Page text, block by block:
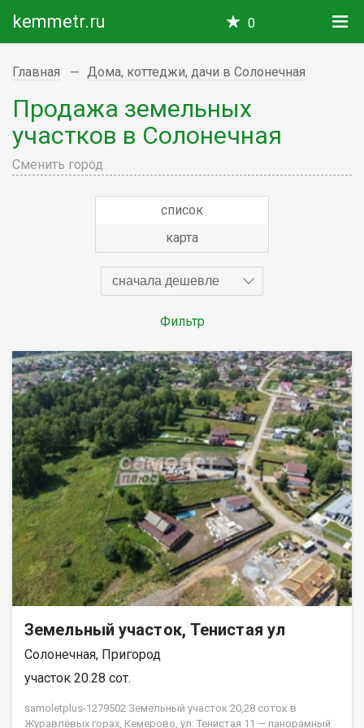
kemmetr.ru 0
Главная Дома, коттеджи, дачи в Солонечная
Продажа земельных
участков в Солонечная
Сменить город
список
карта
сначала дешевле
Фильтр
Земельный участок, Тенистая ул
Солонечная, Пригород
участок 20.28 сот.
samoletplus-1279502 Земельный участок 20,28 соток в
Журавлёвых горах, Кемерово, ул. Тенистая 11 — панорамный